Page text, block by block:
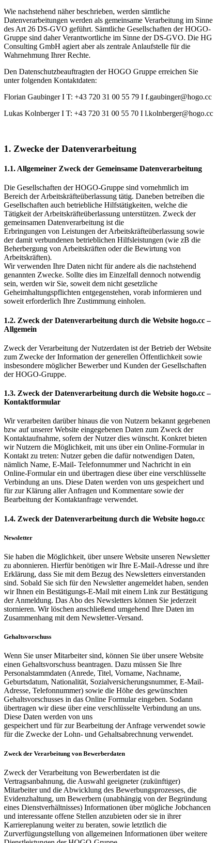
Wie nachstehend näher beschrieben, werden sämtliche
Datenverarbeitungen werden als gemeinsame Verarbeitung im Sinne
des Art 26 DS-GVO geführt. Sämtliche Gesellschaften der HOGO-
Gruppe sind daher Verantwortliche im Sinne der DS-GVO. Die HG
Consulting GmbH agiert aber als zentrale Anlaufstelle für die
Wahrnehmung Ihrer Rechte.
Den Datenschutzbeauftragten der HOGO Gruppe erreichen Sie
unter folgenden Kontaktdaten:
Florian Gaubinger I T: +43 720 31 00 55 79 I f.gaubinger@hogo.cc
Lukas Kolnberger I T: +43 720 31 00 55 70 I l.kolnberger@hogo.cc
1. Zwecke der Datenverarbeitung
1.1. Allgemeiner Zweck der Gemeinsame Datenverarbeitung
Die Gesellschaften der HOGO-Gruppe sind vornehmlich im
Bereich der Arbeitskräfteüberlassung tätig. Daneben betreiben die
Gesellschaften auch betriebliche Hilfstätigkeiten, welche die
Tätigkeit der Arbeitskräfteüberlassung unterstützen. Zweck der
gemeinsamen Datenverarbeitung ist die
Erbringungen von Leistungen der Arbeitskräfteüberlassung sowie
der damit verbundenen betrieblichen Hilfsleistungen (wie zB die
Beherbergung von Arbeitskräften oder die Bewirtung von
Arbeitskräften).
Wir verwenden Ihre Daten nicht für andere als die nachstehend
genannten Zwecke. Sollte dies im Einzelfall dennoch notwendig
sein, werden wir Sie, soweit dem nicht gesetzliche
Geheimhaltungspflichten entgegenstehen, vorab informieren und
soweit erforderlich Ihre Zustimmung einholen.
1.2. Zweck der Datenverarbeitung durch die Website hogo.cc –
Allgemein
Zweck der Verarbeitung der Nutzerdaten ist der Betrieb der Website
zum Zwecke der Information der generellen Öffentlichkeit sowie
insbesondere möglicher Bewerber und Kunden der Gesellschaften
der HOGO-Gruppe.
1.3. Zweck der Datenverarbeitung durch die Website hogo.cc –
Kontaktformular
Wir verarbeiten darüber hinaus die von Nutzern bekannt gegebenen
bzw auf unserer Website eingegebenen Daten zum Zweck der
Kontaktaufnahme, sofern der Nutzer dies wünscht. Konkret bieten
wir Nutzern die Möglichkeit, mit uns über ein Online-Formular in
Kontakt zu treten: Nutzer geben die dafür notwendigen Daten,
nämlich Name, E-Mail- Telefonnummer und Nachricht in ein
Online-Formular ein und übertragen diese über eine verschlüsselte
Verbindung an uns. Diese Daten werden von uns gespeichert und
für zur Klärung aller Anfragen und Kommentare sowie der
Bearbeitung der Kontaktanfrage verwendet.
1.4. Zweck der Datenverarbeitung durch die Website hogo.cc
Newsletter
Sie haben die Möglichkeit, über unsere Website unseren Newsletter
zu abonnieren. Hierfür benötigen wir Ihre E-Mail-Adresse und ihre
Erklärung, dass Sie mit dem Bezug des Newsletters einverstanden
sind. Sobald Sie sich für den Newsletter angemeldet haben, senden
wir Ihnen ein Bestätigungs-E-Mail mit einem Link zur Bestätigung
der Anmeldung. Das Abo des Newsletters können Sie jederzeit
stornieren. Wir löschen anschließend umgehend Ihre Daten im
Zusammenhang mit dem Newsletter-Versand.
Gehaltsvorschuss
Wenn Sie unser Mitarbeiter sind, können Sie über unsere Website
einen Gehaltsvorschuss beantragen. Dazu müssen Sie Ihre
Personalstammdaten (Anrede, Titel, Vorname, Nachname,
Geburtsdatum, Nationalität, Sozialversicherungsnummer, E-Mail-
Adresse, Telefonnummer) sowie die Höhe des gewünschten
Gehaltsvorschusses in das Online Formular eingeben. Sodann
übertragen wir diese über eine verschlüsselte Verbindung an uns.
Diese Daten werden von uns
gespeichert und für zur Bearbeitung der Anfrage verwendet sowie
für die Zwecke der Lohn- und Gehaltsabrechnung verwendet.
Zweck der Verarbeitung von Bewerberdaten
Zweck der Verarbeitung von Bewerberdaten ist die
Vertragsanbahnung, die Auswahl geeigneter (zukünftiger)
Mitarbeiter und die Abwicklung des Bewerbungsprozesses, die
Evidenzhaltung, um Bewerbern (unabhängig von der Begründung
eines Dienstverhältnisses) Informationen über mögliche Jobchancen
und interessante offene Stellen anzubieten oder sie in ihrer
Karriereplanung weiter zu beraten, sowie letztlich die
Zurverfügungstellung von allgemeinen Informationen über weitere